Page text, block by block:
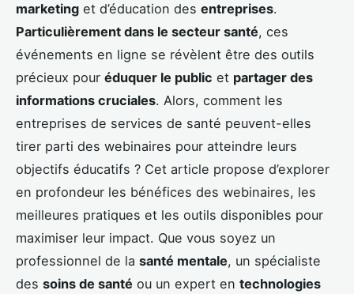
marketing et d’éducation des entreprises.
Particulièrement dans le secteur santé, ces
événements en ligne se révèlent être des outils
précieux pour éduquer le public et partager des
informations cruciales. Alors, comment les
entreprises de services de santé peuvent-elles
tirer parti des webinaires pour atteindre leurs
objectifs éducatifs ? Cet article propose d’explorer
en profondeur les bénéfices des webinaires, les
meilleures pratiques et les outils disponibles pour
maximiser leur impact. Que vous soyez un
professionnel de la santé mentale, un spécialiste
des soins de santé ou un expert en technologies